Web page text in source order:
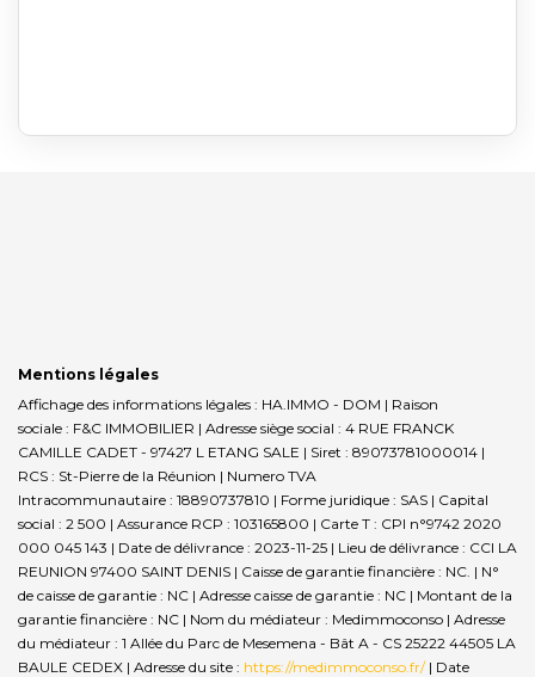
Mentions légales
Affichage des informations légales : HA.IMMO - DOM | Raison
sociale : F&C IMMOBILIER | Adresse siège social : 4 RUE FRANCK
CAMILLE CADET - 97427 L ETANG SALE | Siret : 89073781000014 |
RCS : St-Pierre de la Réunion | Numero TVA
Intracommunautaire : 18890737810 | Forme juridique : SAS | Capital
social : 2 500 | Assurance RCP : 103165800 | Carte T : CPI n°9742 2020
000 045 143 | Date de délivrance : 2023-11-25 | Lieu de délivrance : CCI LA
REUNION 97400 SAINT DENIS | Caisse de garantie financière : NC. | N°
de caisse de garantie : NC | Adresse caisse de garantie : NC | Montant de la
garantie financière : NC | Nom du médiateur : Medimmoconso | Adresse
du médiateur : 1 Allée du Parc de Mesemena - Bât A - CS 25222 44505 LA
BAULE CEDEX | Adresse du site : https://medimmoconso.fr/| Date